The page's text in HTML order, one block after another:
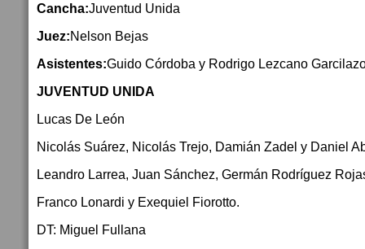
Cancha:Juventud Unida
Juez:Nelson Bejas
Asistentes:Guido Córdoba y Rodrigo Lezcano
JUVENTUD UNIDA
Lucas De León
Nicolás Suárez, Nicolás Trejo, Damián Zadel y Daniel
Leandro Larrea, Juan Sánchez, Germán Rodríguez
Franco Lonardi y Exequiel Fiorotto.
DT: Miguel Fullana